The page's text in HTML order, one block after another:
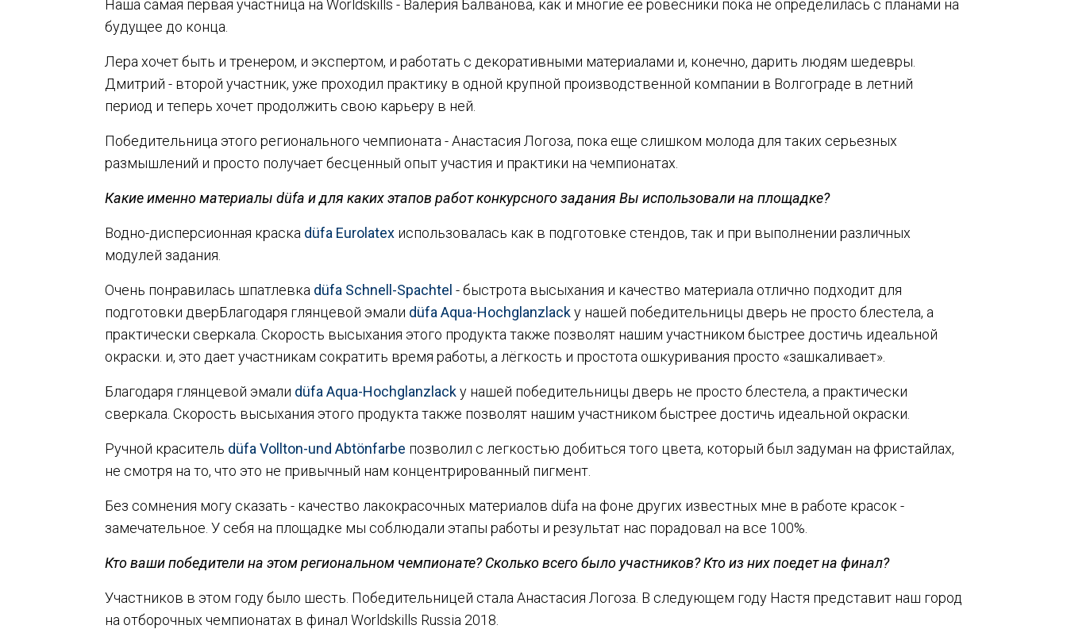
Наша самая первая участница на Worldskills - Валерия Балванова, как и многие её ровесники пока не определилась с планами на
будущее до конца.
Лера хочет быть и тренером, и экспертом, и работать с декоративными материалами и, конечно, дарить людям шедевры.
Дмитрий - второй участник, уже проходил практику в одной крупной производственной компании в Волгограде в летний
период и теперь хочет продолжить свою карьеру в ней.
Победительница этого регионального чемпионата - Анастасия Логоза, пока еще слишком молода для таких серьезных
размышлений и просто получает бесценный опыт участия и практики на чемпионатах.
Какие именно материалы düfa и для каких этапов работ конкурсного задания Вы использовали на площадке?
Водно-дисперсионная краска düfa Eurolatex использовалась как в подготовке стендов, так и при выполнении различных
модулей задания.
Очень понравилась шпатлевка düfa Schnell-Spaсhtel - быстрота высыхания и качество материала отлично подходит для
подготовки дверБлагодаря глянцевой эмали düfa Aqua-Hochglanzlackу нашей победительницы дверь не просто блестела, а
практически сверкала. Скорость высыхания этого продукта также позволят нашим участником быстрее достичь идеальной
окраски. и, это дает участникам сократить время работы, а лёгкость и простота ошкуривания просто «зашкаливает».
Благодаря глянцевой эмали düfa Aqua-Hochglanzlackу нашей победительницы дверь не просто блестела, а практически
сверкала. Скорость высыхания этого продукта также позволят нашим участником быстрее достичь идеальной окраски.
Ручной краситель düfa Vollton-und Abtönfarbe позволил с легкостью добиться того цвета, который был задуман на фристайлах,
не смотря на то, что это не привычный нам концентрированный пигмент.
Без сомнения могу сказать - качество лакокрасочных материалов düfa на фоне других известных мне в работе красок -
замечательное. У себя на площадке мы соблюдали этапы работы и результат нас порадовал на все 100%.
Кто ваши победители на этом региональном чемпионате? Сколько всего было участников? Кто из них поедет на финал?
Участников в этом году было шесть. Победительницей стала Анастасия Логоза. В следующем году Настя представит наш город
на отборочных чемпионатах в финал Worldskills Russia 2018.